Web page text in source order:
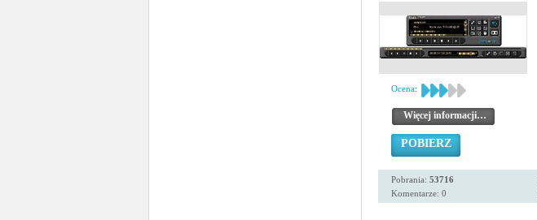
Ocena:
Więcej informacji…
POBIERZ
Pobrania: 53716
Komentarze: 0